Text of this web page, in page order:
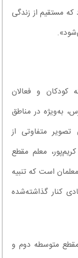
مستقیم از زندگی
کودکان و فعالان
به‌ویژه در مناطق
متفاوتی از
معلم مقطع
است که تنبیه
کنار گذاشته‌شده
متوسطه دوم و